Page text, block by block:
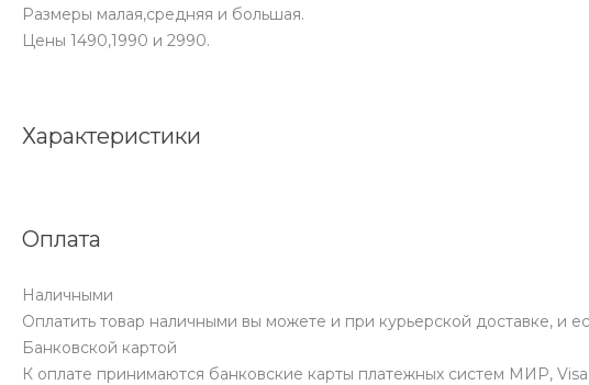
Размеры малая,средняя и большая.
Цены 1490,1990 и 2990.
Характеристики
Оплата
Наличными
Оплатить товар наличными вы можете и при курьерской доставке, и
Банковской картой
К оплате принимаются банковские карты платежных систем МИР,